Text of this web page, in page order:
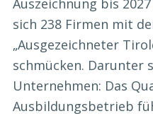
Auszeichnung bis
sich 238 Firmen mit
„Ausgezeichneter
schmücken. Darunter
Unternehmen: Das
Ausbildungsbetrieb